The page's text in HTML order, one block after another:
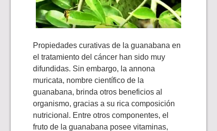
Propiedades curativas de la guanabana en
el tratamiento del cáncer han sido muy
difundidas. Sin embargo, la annona
muricata, nombre científico de la
guanabana, brinda otros beneficios al
organismo, gracias a su rica composición
nutricional. Entre otros componentes, el
fruto de la guanabana posee vitaminas,